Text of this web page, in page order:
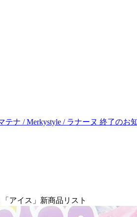
テナ / Merkystyle / ラナーヌ 終了のお
アイス」新商品リスト